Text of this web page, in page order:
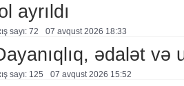
ayrıldı
sayı: 72 07 avqust 2026 18:33
ədalət
sayı: 125 07 avqust 2026 15:52